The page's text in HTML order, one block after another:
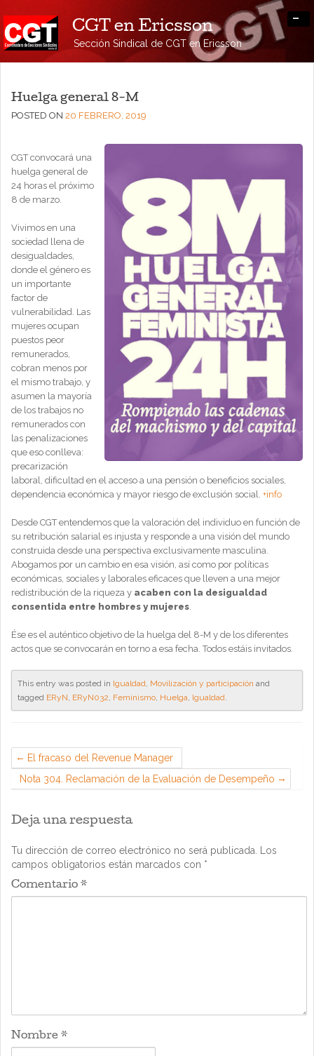
CGT en Ericsson
Sección Sindical de CGT en Ericsson
-
Huelga general 8-M
POSTED ON 20 FEBRERO, 2019
CGT convocará una
huelga general de
24 horas el próximo
8 de marzo.
Vivimos en una
sociedad llena de
desigualdades,
donde el género es
un importante
factor de
vulnerabilidad. Las
mujeres ocupan
puestos peor
remunerados,
cobran menos por
el mismo trabajo, y
asumen la mayoría
de los trabajos no
remunerados con
las penalizaciones
que eso conlleva:
precarización
laboral, dificultad en el acceso a una pensión o beneficios sociales,
dependencia económica y mayor riesgo de exclusión social. +info
Desde CGT entendemos que la valoración del individuo en función de
su retribución salarial es injusta y responde a una visión del mundo
construida desde una perspectiva exclusivamente masculina.
Abogamos por un cambio en esa visión, así como por políticas
económicas, sociales y laborales eficaces que lleven a una mejor
redistribución de la riqueza y acaben con la desigualdad
consentida entre hombres y mujeres.
Ése es el auténtico objetivo de la huelga del 8-M y de los diferentes
actos que se convocarán en torno a esa fecha. Todos estáis invitados.
This entry was posted in Igualdad, Movilización y participación and
tagged ERyN, ERyN032, Feminismo, Huelga, Igualdad.
El fracaso del Revenue Manager
Nota 304. Reclamación de la Evaluación de Desempeño
Deja una respuesta
Tu dirección de correo electrónico no será publicada.
Los
campos obligatorios están marcados con *
Comentario *
Nombre *